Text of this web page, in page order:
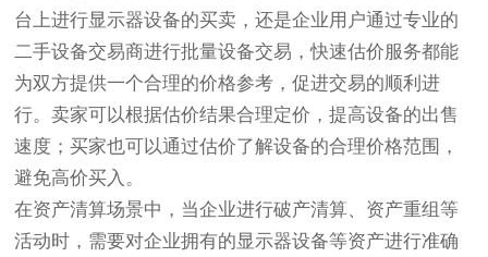
台上进行显示器设备的买卖，还是企业用户通过专业的
二手设备交易商进行批量设备交易，快速估价服务都能
为双方提供一个合理的价格参考，促进交易的顺利进
行。卖家可以根据估价结果合理定价，提高设备的出售
速度；买家也可以通过估价了解设备的合理价格范围，
避免高价买入。
在资产清算场景中，当企业进行破产清算、资产重组等
活动时，需要对企业拥有的显示器设备等资产进行准确